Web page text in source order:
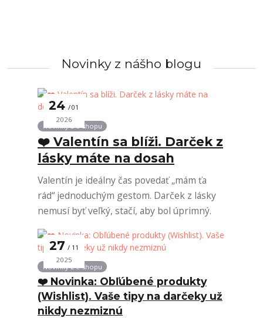
Novinky z nášho blogu
24 01
2026
Novinky z e-shopu
❤️ Valentín sa blíži. Darček z
lásky máte na dosah
Valentín je ideálny čas povedať „mám ťa
rád“ jednoduchým gestom. Darček z lásky
nemusí byť veľký, stačí, aby bol úprimný.
27 11
2025
Novinky z e-shopu
❤️ Novinka: Obľúbené produkty
(Wishlist). Vaše tipy na darčeky už
nikdy nezmiznú